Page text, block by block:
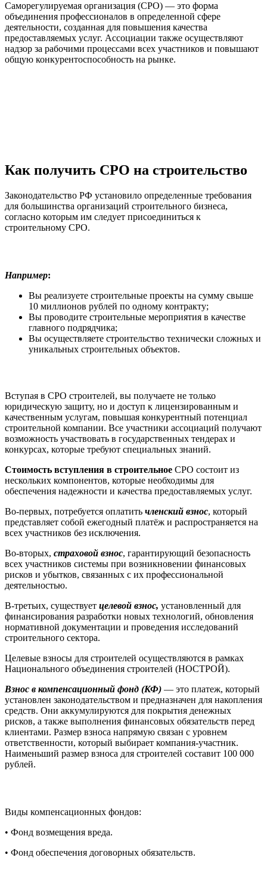
Саморегулируемая организация (СРО) — это форма
объединения профессионалов в определенной сфере
деятельности, созданная для повышения качества
предоставляемых услуг. Ассоциации также осуществляют
надзор за рабочими процессами всех участников и повышают
общую конкурентоспособность на рынке.
Как получить СРО на строительство
Законодательство РФ установило определенные требования
для большинства организаций строительного бизнеса,
согласно которым им следует присоединиться к
строительному СРО.
Например:
Вы реализуете строительные проекты на сумму свыше
10 миллионов рублей по одному контракту;
Вы проводите строительные мероприятия в качестве
главного подрядчика;
Вы осуществляете строительство технически сложных и
уникальных строительных объектов.
Вступая в СРО строителей, вы получаете не только
юридическую защиту, но и доступ к лицензированным и
качественным услугам, повышая конкурентный потенциал
строительной компании. Все участники ассоциаций получают
возможность участвовать в государственных тендерах и
конкурсах, которые требуют специальных знаний.
Стоимость вступления в строительное СРО состоит из
нескольких компонентов, которые необходимы для
обеспечения надежности и качества предоставляемых услуг.
Во-первых, потребуется оплатить членский взнос, который
представляет собой ежегодный платёж и распространяется на
всех участников без исключения.
Во-вторых, страховой взнос, гарантирующий безопасность
всех участников системы при возникновении финансовых
рисков и убытков, связанных с их профессиональной
деятельностью.
В-третьих, существует целевой взнос, установленный для
финансирования разработки новых технологий, обновления
нормативной документации и проведения исследований
строительного сектора.
Целевые взносы для строителей осуществляются в рамках
Национального объединения строителей (НОСТРОЙ).
Взнос в компенсационный фонд (КФ) — это платеж, который
установлен законодательством и предназначен для накопления
средств. Они аккумулируются для покрытия денежных
рисков, а также выполнения финансовых обязательств перед
клиентами. Размер взноса напрямую связан с уровнем
ответственности, который выбирает компания-участник.
Наименьший размер взноса для строителей составит 100 000
рублей.
Виды компенсационных фондов:
• Фонд возмещения вреда.
• Фонд обеспечения договорных обязательств.